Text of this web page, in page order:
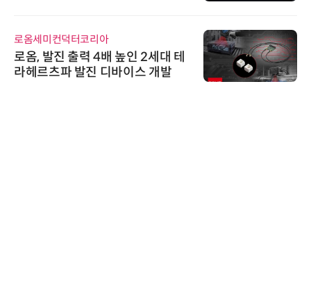
로옴세미컨덕터코리아
로옴, 발진 출력 4배 높인 2세대 테
라헤르츠파 발진 디바이스 개발